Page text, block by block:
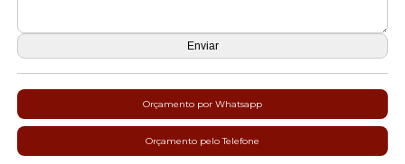
Orçamento por Whatsapp
Orçamento pelo Telefone